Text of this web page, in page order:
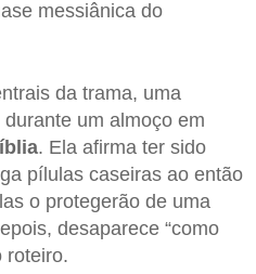
messiânica do
da trama, uma
um almoço em
. Ela afirma ter sido
pílulas caseiras ao então
o protegerão de uma
desaparece “como
roteiro.